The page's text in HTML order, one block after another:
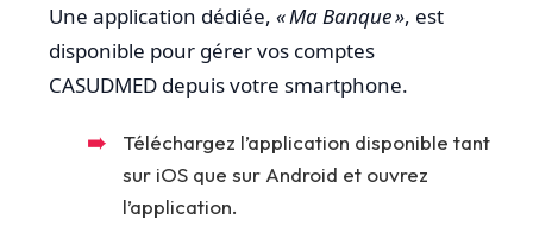
Une application dédiée, « Ma Banque », est
disponible pour gérer vos comptes
CASUDMED depuis votre smartphone.
Téléchargez l’application disponible tant
sur iOS que sur Android et ouvrez
l’application.